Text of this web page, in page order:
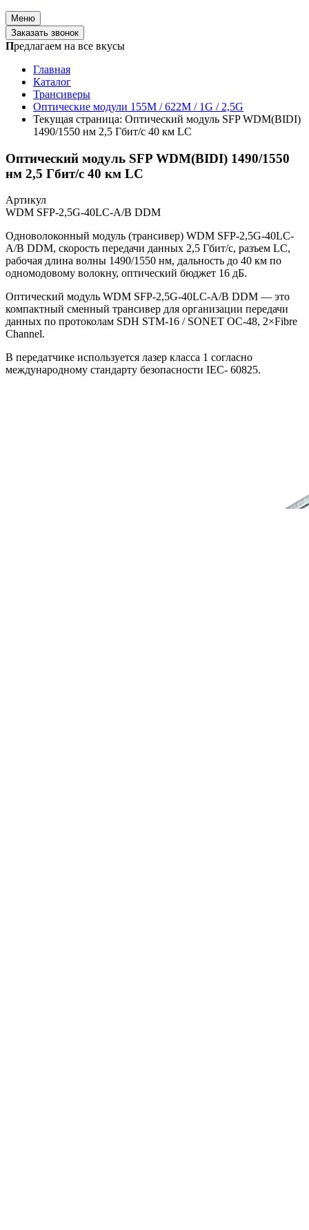
Меню
Заказать звонок
Предлагаем на все вкусы
Главная
Каталог
Трансиверы
Оптические модули 155M / 622M / 1G / 2,5G
Текущая страница: Оптический модуль SFP WDM(BIDI)
1490/1550 нм 2,5 Гбит/с 40 км LC
Оптический модуль SFP WDM(BIDI) 1490/1550
нм 2,5 Гбит/с 40 км LC
Артикул
WDM SFP-2,5G-40LC-A/B DDM
Одноволоконный модуль (трансивер) WDM SFP-2,5G-40LC-
A/B DDM, скорость передачи данных 2,5 Гбит/с, разъем LC,
рабочая длина волны 1490/1550 нм, дальность до 40 км по
одномодовому волокну, оптический бюджет 16 дБ.
Оптический модуль WDM SFP-2,5G-40LC-A/B DDM — это
компактный сменный трансивер для организации передачи
данных по протоколам SDH STM-16 / SONET OC-48, 2×Fibre
Channel.
В передатчике используется лазер класса 1 согласно
международному стандарту безопасности IEC- 60825.